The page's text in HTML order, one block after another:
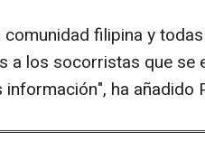
filipina y
a los socorristas que se
ha añadido